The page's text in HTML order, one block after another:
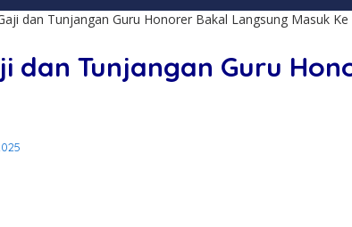
dan Tunjangan Guru Honorer Bakal Langsung Masuk Ke
dan Tunjangan Guru